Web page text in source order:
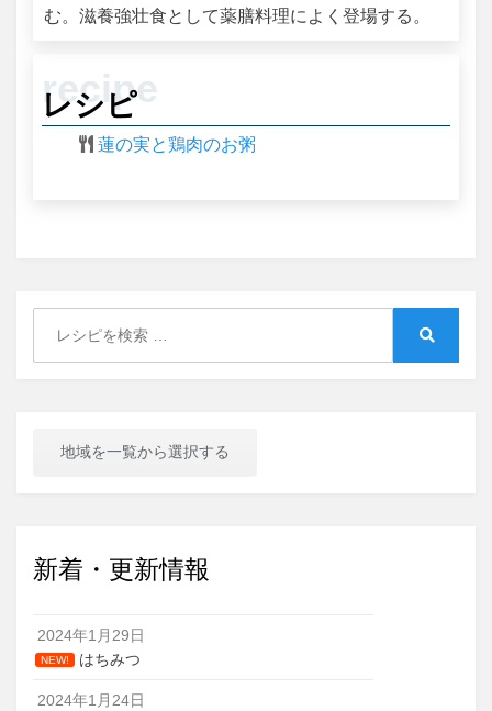
む。滋養強壮食として薬膳料理によく登場する。
レシピ
蓮の実と鶏肉のお粥
地域を一覧から選択する
新着・更新情報
2024年1月29日
NEW! はちみつ
2024年1月24日